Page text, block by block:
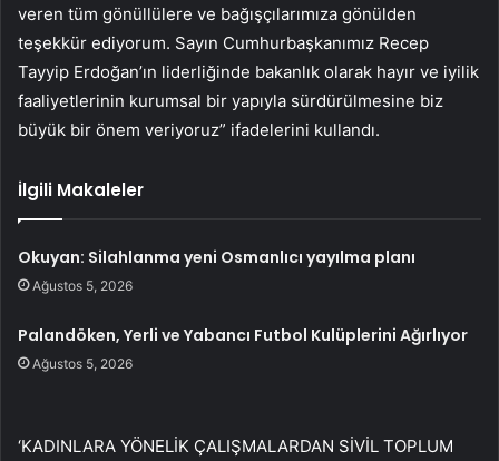
veren tüm gönüllülere ve bağışçılarımıza gönülden
teşekkür ediyorum. Sayın Cumhurbaşkanımız Recep
Tayyip Erdoğan’ın liderliğinde bakanlık olarak hayır ve iyilik
faaliyetlerinin kurumsal bir yapıyla sürdürülmesine biz
büyük bir önem veriyoruz” ifadelerini kullandı.
İlgili Makaleler
Okuyan: Silahlanma yeni Osmanlıcı yayılma planı
Ağustos 5, 2026
Palandöken, Yerli ve Yabancı Futbol Kulüplerini Ağırlıyor
Ağustos 5, 2026
‘KADINLARA YÖNELİK ÇALIŞMALARDAN SİVİL TOPLUM